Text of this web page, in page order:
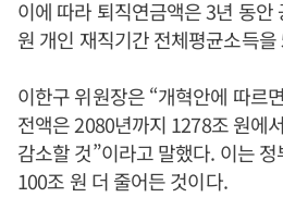
이에 따라 퇴직연금액은 3년 동안
원 개인 재직기간 전체평균소득
이한구 위원장은 “개혁안에 따르
전액은 2080년까지 1278조 원에
감소할 것”이라고 말했다. 이는
100조 원 더 줄어든 것이다.